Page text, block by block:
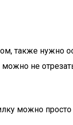
также нужно
можно не
можно